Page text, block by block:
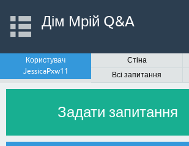
Дім Мрій Q&A
Користувач
JessicaPxw11
Стіна
Всі запитання
Задати запитання